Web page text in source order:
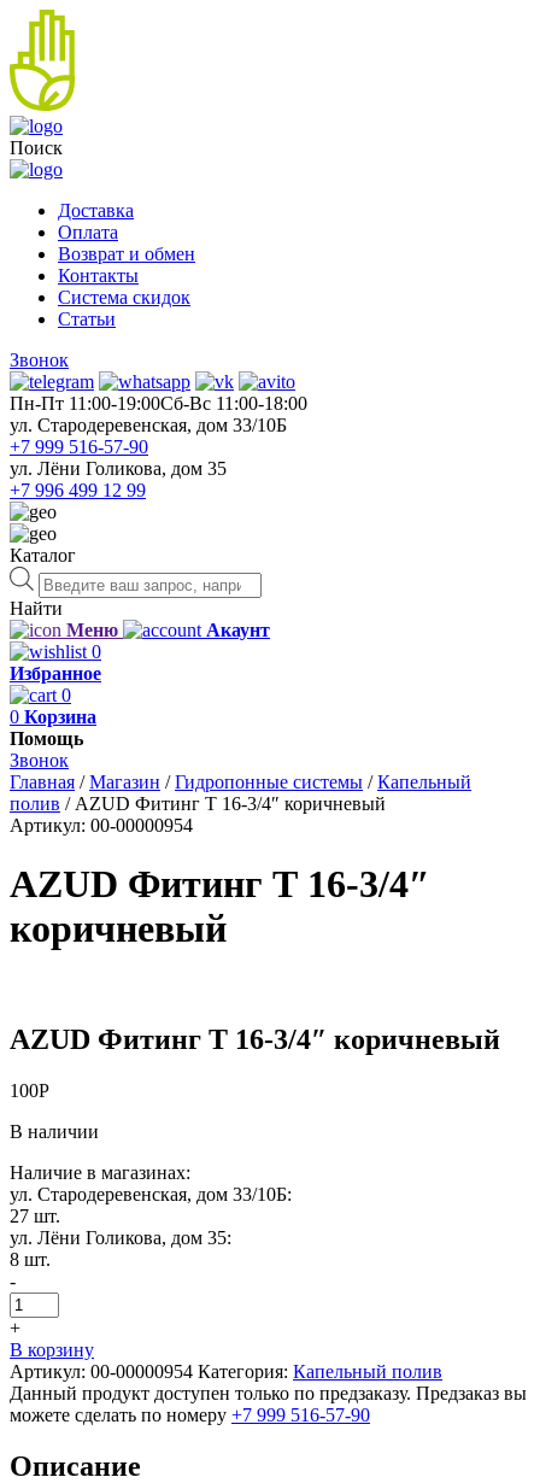
Поиск
Доставка
Оплата
Возврат и обмен
Контакты
Система скидок
Статьи
Звонок
Пн-Пт 11:00-19:00Cб-Вс 11:00-18:00
ул. Стародеревенская, дом 33/10Б
+7 999 516-57-90
ул. Лёни Голикова, дом 35
+7 996 499 12 99
Каталог
Поиск
товаров
Найти
Меню
Акаунт
0
Избранное
0
0 Корзина
Помощь
Звонок
Главная /Магазин /Гидропонные системы /Капельный
полив / AZUD Фитинг Т 16-3/4″ коричневый
Артикул: 00-00000954
AZUD Фитинг Т 16-3/4″
коричневый
AZUD Фитинг Т 16-3/4″ коричневый
100Р
В наличии
Наличие в магазинах:
ул. Стародеревенская, дом 33/10Б:
27 шт.
ул. Лёни Голикова, дом 35:
8 шт.
-
+
В корзину
Артикул: 00-00000954 Категория: Капельный полив
Данный продукт доступен только по предзаказу. Предзаказ вы
можете сделать по номеру +7 999 516-57-90
Описание